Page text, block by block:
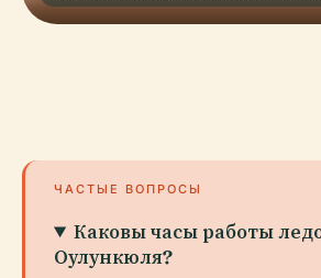
ЧАСТЫЕ ВОПРОСЫ
Каковы часы работы
Оулункюля?